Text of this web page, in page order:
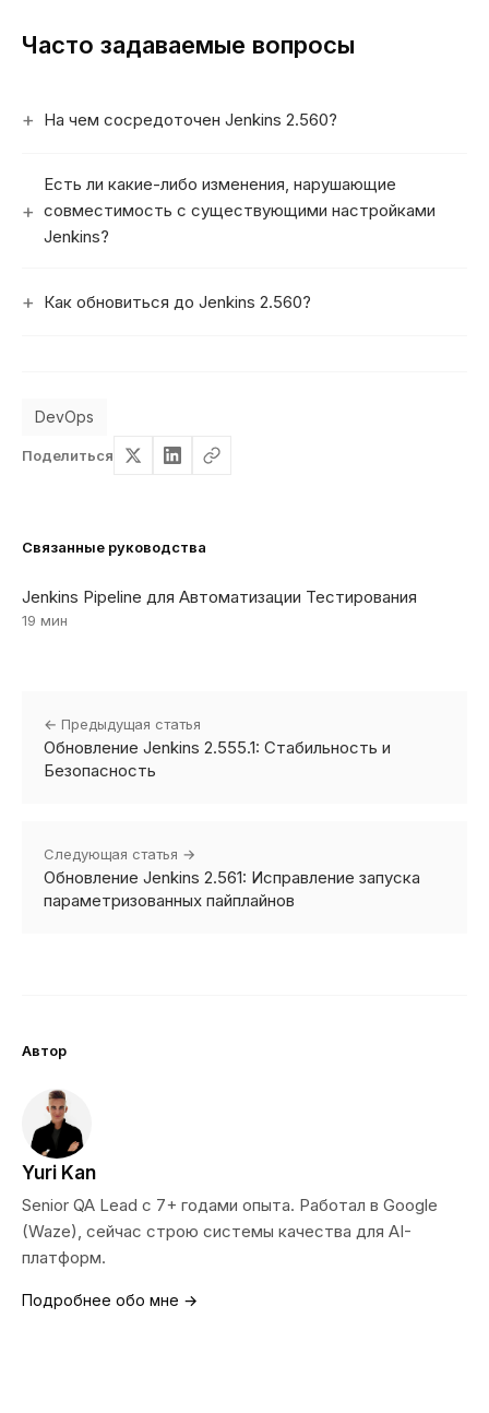
Часто задаваемые вопросы
На чем сосредоточен Jenkins 2.560?
Есть ли какие-либо изменения, нарушающие
совместимость с существующими настройками
Jenkins?
Как обновиться до Jenkins 2.560?
DevOps
Поделиться
Связанные руководства
Jenkins Pipeline для Автоматизации Тестирования
19 мин
← Предыдущая статья
Обновление Jenkins 2.555.1: Стабильность и
Безопасность
Следующая статья →
Обновление Jenkins 2.561: Исправление запуска
параметризованных пайплайнов
Автор
Yuri Kan
Senior QA Lead с 7+ годами опыта. Работал в Google
(Waze), сейчас строю системы качества для AI-
платформ.
Подробнее обо мне →